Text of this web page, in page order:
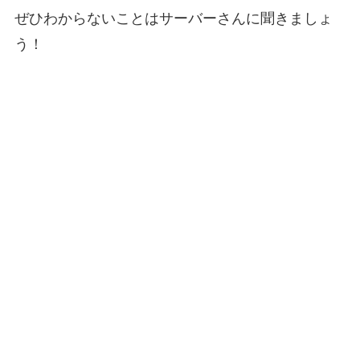
ぜひわからないことはサーバーさんに聞きましょ
う！